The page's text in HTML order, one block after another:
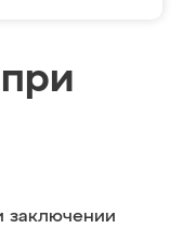
заключении